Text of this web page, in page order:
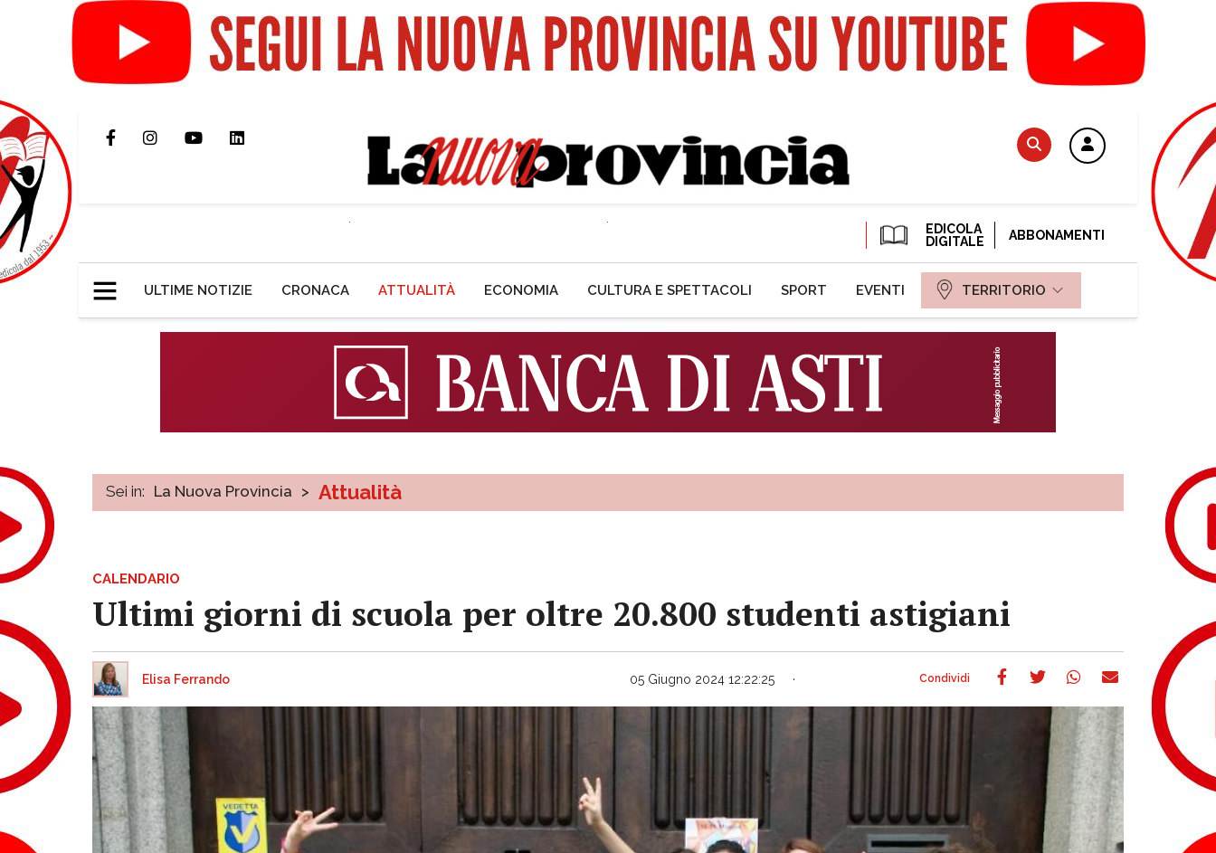
EDICOLA
DIGITALE
ABBONAMENTI
ULTIME NOTIZIE CRONACA ATTUALITÀ ECONOMIA CULTURA E SPETTACOLI SPORT EVENTI TERRITORIO
Sei in: La Nuova Provincia > Attualità
CALENDARIO
Ultimi giorni di scuola per oltre 20.800 studenti astigiani
Elisa Ferrando 05 Giugno 2024 12:22:25